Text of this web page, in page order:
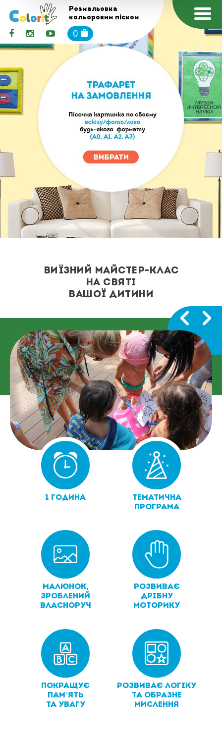
Розмальовка
кольоровим піском
0
ВИЇЗНИЙ МАЙСТЕР-КЛАС
НА СВЯТІ
ВАШОЇ ДИТИНИ
1 ГОДИНА
ТЕМАТИЧНА
ПРОГРАМА
МАЛЮНОК,
ЗРОБЛЕНИЙ
ВЛАСНОРУЧ
РОЗВИВАЄ
ДРІБНУ
МОТОРИКУ
ПОКРАЩУЄ
ПАМʼЯТЬ
ТА УВАГУ
РОЗВИВАЄ ЛОГІКУ
ТА ОБРАЗНЕ
МИСЛЕННЯ